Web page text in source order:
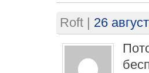
Roft | 26